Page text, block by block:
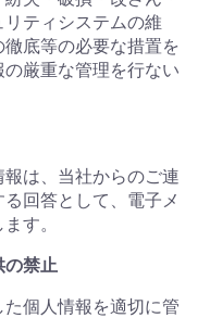
ティシステムの維
底等の必要な措置を
厳重な管理を行ない
は、当社からのご連
回答として、電子メ
す。
の禁止
個人情報を適切に管